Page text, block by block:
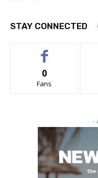
STAY CONNECTED
0
Fans
-